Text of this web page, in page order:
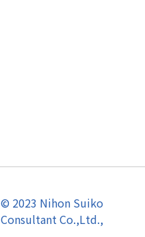
© 2023 Nihon Suiko
Consultant Co.,Ltd.,